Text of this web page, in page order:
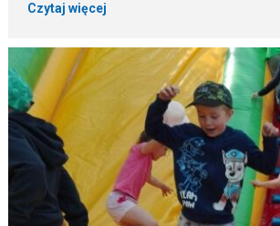
Czytaj więcej